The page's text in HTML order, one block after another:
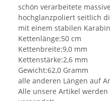
schön verarbeitete
hochglanzpoliert seitlich
mit einem stabilen
Kettenlänge:50 cm
Kettenbreite:9,0 mm
Kettenstärke:2,6 mm
Gewicht:62,0 Gramm
alle anderen Längen auf
Alle unsere Artikel